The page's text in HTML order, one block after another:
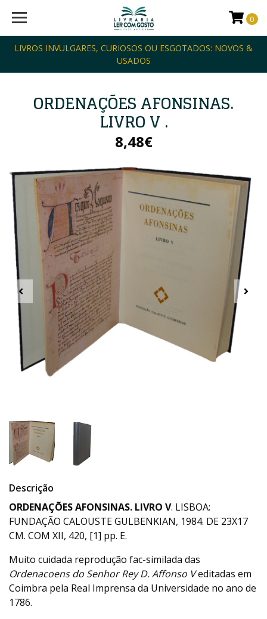
LIVROS INVULGARES, CURIOSOS OU ESGOTADOS: NOVOS &
USADOS
0
ORDENAÇÕES AFONSINAS.
LIVRO V .
8,48€
Descrição
ORDENAÇÕES AFONSINAS. LIVRO V. LISBOA:
FUNDAÇÃO CALOUSTE GULBENKIAN, 1984. DE 23X17
CM. COM XII, 420, [1] pp. E.
Muito cuidada reprodução fac-similada das
Ordenacoens do Senhor Rey D. Affonso Veditadas em
Coimbra pela Real Imprensa da Universidade no ano de
1786.